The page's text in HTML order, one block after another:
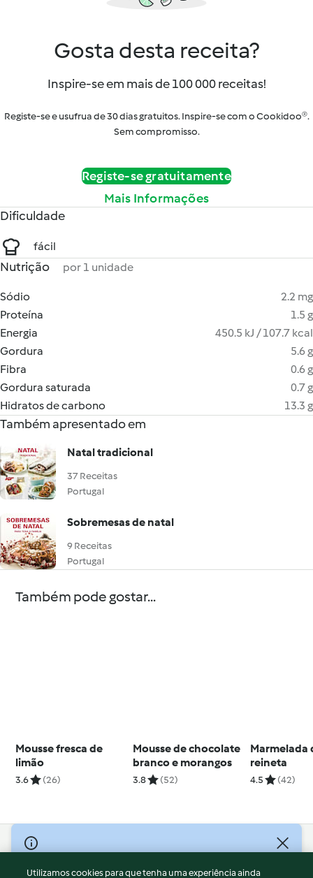
Gosta desta receita?
Inspire-se em mais de 100 000 receitas!
Registe-se e usufrua de 30 dias gratuitos. Inspire-se com o Cookidoo®.
Sem compromisso.
Registe-se gratuitamente
Mais Informações
Dificuldade
fácil
Nutrição por 1 unidade
Sódio
2.2 mg
Proteína
1.5 g
Energia
450.5 kJ / 107.7 kcal
Gordura
5.6 g
Fibra
0.6 g
Gordura saturada
0.7 g
Hidratos de carbono
13.3 g
Também apresentado em
Natal tradicional
37 Receitas
Portugal
Sobremesas de natal
9 Receitas
Portugal
Também pode gostar...
Mousse fresca de
limão
3.6 (26)
Mousse de chocolate
branco e morangos
3.8 (52)
Marmelada
reineta
4.5 (42)
© Copyright 2026
Utilizamos cookies para que tenha uma experiência ainda